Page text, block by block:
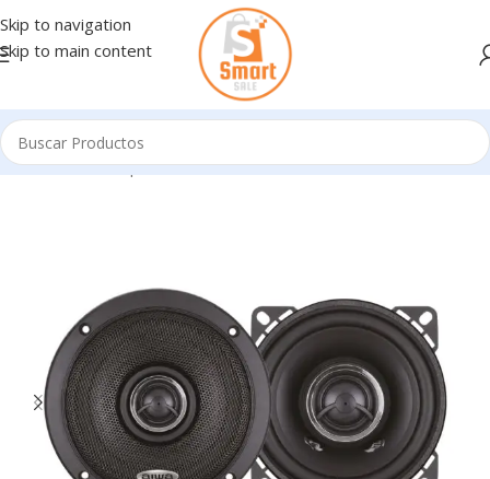
Skip to navigation
Skip to main content
Inicio/Articulos para Auto/PARLANTES AUTO